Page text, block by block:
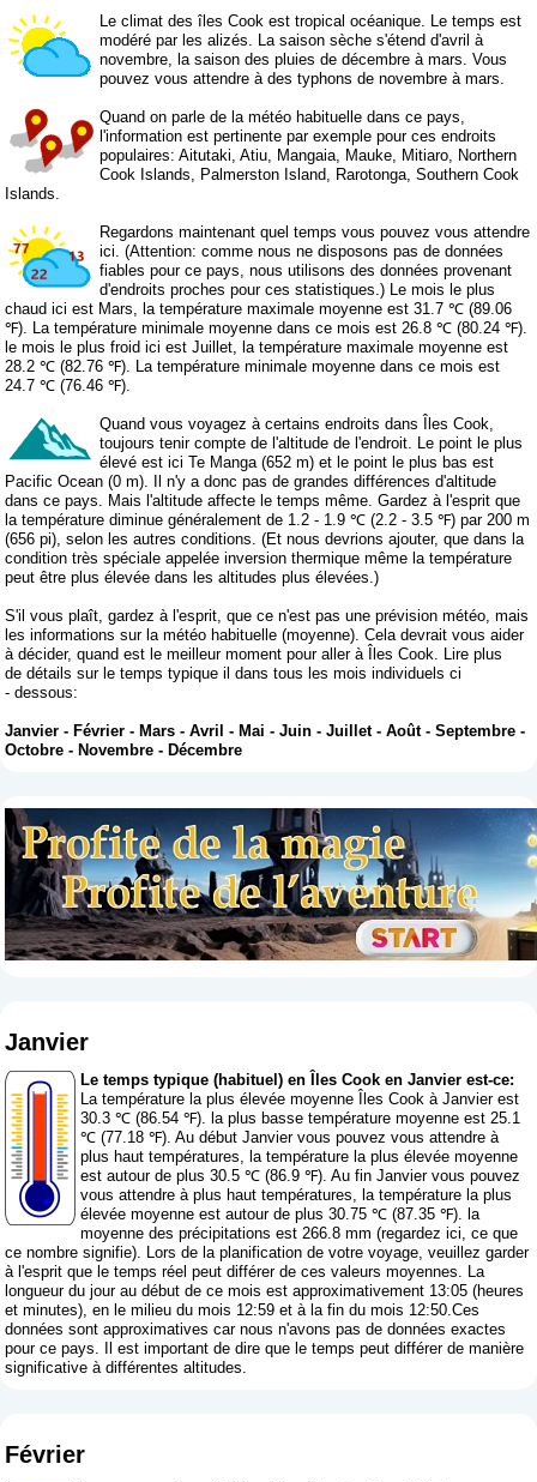
Le climat des îles Cook est tropical océanique. Le temps est
modéré par les alizés. La saison sèche s'étend d'avril à
novembre, la saison des pluies de décembre à mars. Vous
pouvez vous attendre à des typhons de novembre à mars.
Quand on parle de la météo habituelle dans ce pays,
l'information est pertinente par exemple pour ces endroits
populaires: Aitutaki, Atiu, Mangaia, Mauke, Mitiaro, Northern
Cook Islands, Palmerston Island, Rarotonga, Southern Cook
Islands.
Regardons maintenant quel temps vous pouvez vous attendre
ici. (Attention: comme nous ne disposons pas de données
fiables pour ce pays, nous utilisons des données provenant
d'endroits proches pour ces statistiques.) Le mois le plus
chaud ici est Mars, la température maximale moyenne est 31.7 ℃ (89.06
℉). La température minimale moyenne dans ce mois est 26.8 ℃ (80.24 ℉).
le mois le plus froid ici est Juillet, la température maximale moyenne est
28.2 ℃ (82.76 ℉). La température minimale moyenne dans ce mois est
24.7 ℃ (76.46 ℉).
Quand vous voyagez à certains endroits dans Îles Cook,
toujours tenir compte de l'altitude de l'endroit. Le point le plus
élevé est ici Te Manga (652 m) et le point le plus bas est
Pacific Ocean (0 m). Il n'y a donc pas de grandes différences d'altitude
dans ce pays. Mais l'altitude affecte le temps même. Gardez à l'esprit que
la température diminue généralement de 1.2 - 1.9 ℃ (2.2 - 3.5 ℉) par 200 m
(656 pi), selon les autres conditions. (Et nous devrions ajouter, que dans la
condition très spéciale appelée inversion thermique même la température
peut être plus élevée dans les altitudes plus élevées.)
S'il vous plaît, gardez à l'esprit, que ce n'est pas une prévision météo, mais
les informations sur la météo habituelle (moyenne). Cela devrait vous aider
à décider, quand est le meilleur moment pour aller à Îles Cook. Lire plus
de détails sur le temps typique il dans tous les mois individuels ci
- dessous:
Janvier -Février -Mars -Avril -Mai -Juin -Juillet-Août-Septembre -
Octobre -Novembre -Décembre
Janvier
Le temps typique (habituel) en Îles Cook en Janvier est-ce:
La température la plus élevée moyenne Îles Cook à Janvier est
30.3 ℃ (86.54 ℉). la plus basse température moyenne est 25.1
℃ (77.18 ℉). Au début Janvier vous pouvez vous attendre à
plus haut températures, la température la plus élevée moyenne
est autour de plus 30.5 ℃ (86.9 ℉). Au fin Janvier vous pouvez
vous attendre à plus haut températures, la température la plus
élevée moyenne est autour de plus 30.75 ℃ (87.35 ℉). la
moyenne des précipitations est 266.8 mm (regardez ici, ce que
ce nombre signifie). Lors de la planification de votre voyage, veuillez garder
à l'esprit que le temps réel peut différer de ces valeurs moyennes. La
longueur du jour au début de ce mois est approximativement 13:05 (heures
et minutes), en le milieu du mois 12:59 et à la fin du mois 12:50.Ces
données sont approximatives car nous n'avons pas de données exactes
pour ce pays. Il est important de dire que le temps peut différer de manière
significative à différentes altitudes.
Février